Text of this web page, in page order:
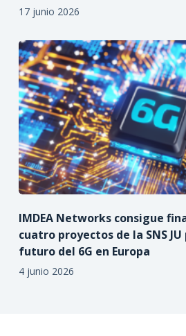
17 junio 2026
IMDEA Networks consigue
cuatro proyectos de la SNS
futuro del 6G en Europa
4 junio 2026